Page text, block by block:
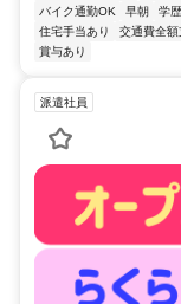
バイク通勤OK
早朝 学
住宅手当あり
交通費全額
賞与あり
派遣社員